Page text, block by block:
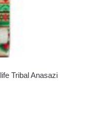
Tribal Anasazi